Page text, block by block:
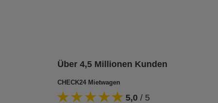
Über 4,5 Millionen Kunden
CHECK24 Mietwagen
5,0 / 5